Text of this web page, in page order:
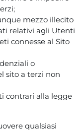
mezzo illecito
relativi agli Utenti
connesse al Sito
o
sito a terzi non
contrari alla legge
qualsiasi